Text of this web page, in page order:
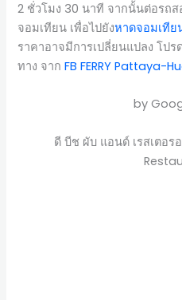
2 ชั่วโมง 30 นาที จากนั้นต่อรถ
จอมเทียน เพื่อไปยังหาดจอมเทีย
ราคาอาจมีการเปลี่ยนแปลง โป
ทาง จากFB FERRY Pattaya-
by
ดี บีช ผับ แอนด์ เรสเตอ